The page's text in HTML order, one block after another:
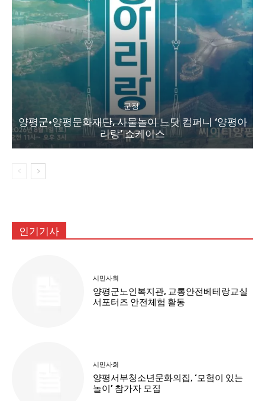
군정
양평군·양평문화재단, 사물놀이 느닷 컴퍼니 ‘양평아
리랑’ 쇼케이스
인기기사
시민사회
양평군노인복지관, 교통안전베테랑교실
서포터즈 안전체험 활동
시민사회
양평서부청소년문화의집, ‘모험이 있는
놀이’ 참가자 모집